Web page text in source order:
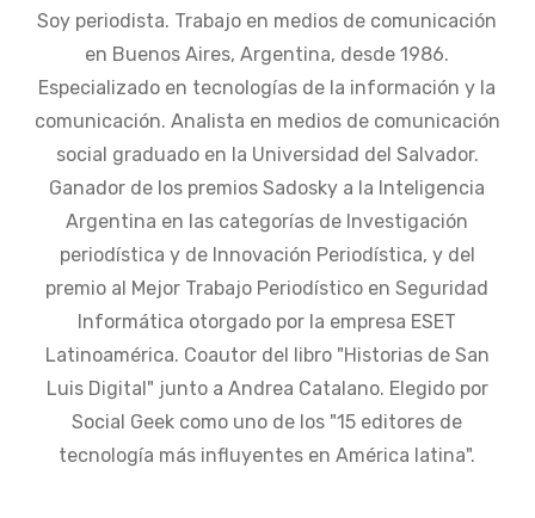
Soy periodista. Trabajo en medios de comunicación
en Buenos Aires, Argentina, desde 1986.
Especializado en tecnologías de la información y la
comunicación. Analista en medios de comunicación
social graduado en la Universidad del Salvador.
Ganador de los premios Sadosky a la Inteligencia
Argentina en las categorías de Investigación
periodística y de Innovación Periodística, y del
premio al Mejor Trabajo Periodístico en Seguridad
Informática otorgado por la empresa ESET
Latinoamérica. Coautor del libro "Historias de San
Luis Digital" junto a Andrea Catalano. Elegido por
Social Geek como uno de los "15 editores de
tecnología más influyentes en América latina".